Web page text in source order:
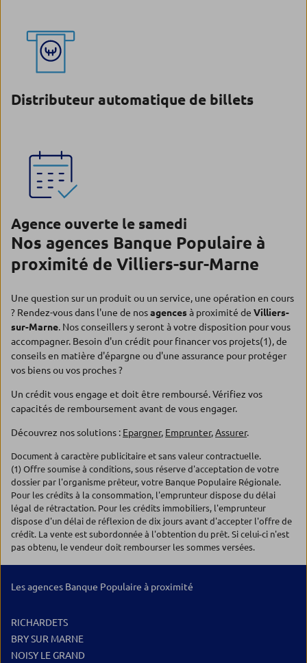
Distributeur automatique de billets
Agence ouverte le samedi
Nos agences Banque Populaire à
proximité de Villiers-sur-Marne
Une question sur un produit ou un service, une opération en cours
? Rendez-vous dans l'une de nosagencesà proximité de Villiers-
sur-Marne. Nos conseillers y seront à votre disposition pour vous
accompagner. Besoin d'un crédit pour financer vos projets(1), de
conseils en matière d'épargne ou d'une assurance pour protéger
vos biens ou vos proches ?
Un crédit vous engage et doit être remboursé. Vérifiez vos
capacités de remboursement avant de vous engager.
Découvrez nos solutions : Epargner, Emprunter,Assurer.
Document à caractère publicitaire et sans valeur contractuelle.
(1) Offre soumise à conditions, sous réserve d'acceptation de votre
dossier par l'organisme prêteur, votre Banque Populaire Régionale.
Pour les crédits à la consommation, l'emprunteur dispose du délai
légal de rétractation. Pour les crédits immobiliers, l'emprunteur
dispose d'un délai de réflexion de dix jours avant d'accepter l'offre de
crédit. La vente est subordonnée à l'obtention du prêt. Si celui-ci n'est
pas obtenu, le vendeur doit rembourser les sommes versées.
Les agences Banque Populaire à proximité
RICHARDETS
BRY SUR MARNE
NOISY LE GRAND